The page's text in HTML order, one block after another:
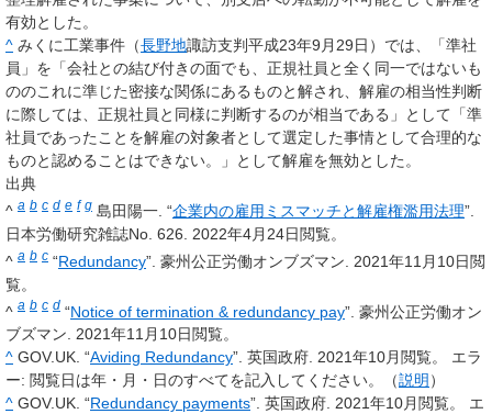
有効とした。
^ みくに工業事件（長野地諏訪支判平成23年9月29日）では、「準社
員」を「会社との結び付きの面でも、正規社員と全く同一ではないも
ののこれに準じた密接な関係にあるものと解され、解雇の相当性判断
に際しては、正規社員と同様に判断するのが相当である」として「準
社員であったことを解雇の対象者として選定した事情として合理的な
ものと認めることはできない。」として解雇を無効とした。
出典
^ a b c d e f g 島田陽一. “企業内の雇用ミスマッチと解雇権濫用法理”.
日本労働研究雑誌No. 626. 2022年4月24日閲覧。
^ a b c “Redundancy”. 豪州公正労働オンブズマン. 2021年11月10日閲
覧。
^ a b c d “Notice of termination & redundancy pay”. 豪州公正労働オン
ブズマン. 2021年11月10日閲覧。
^ GOV.UK. “Aviding Redundancy”. 英国政府. 2021年10月閲覧。 エラ
ー: 閲覧日は年・月・日のすべてを記入してください。（説明 ）
^ GOV.UK. “Redundancy payments”. 英国政府. 2021年10月閲覧。 エ